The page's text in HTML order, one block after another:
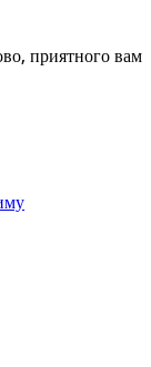
приятного вам